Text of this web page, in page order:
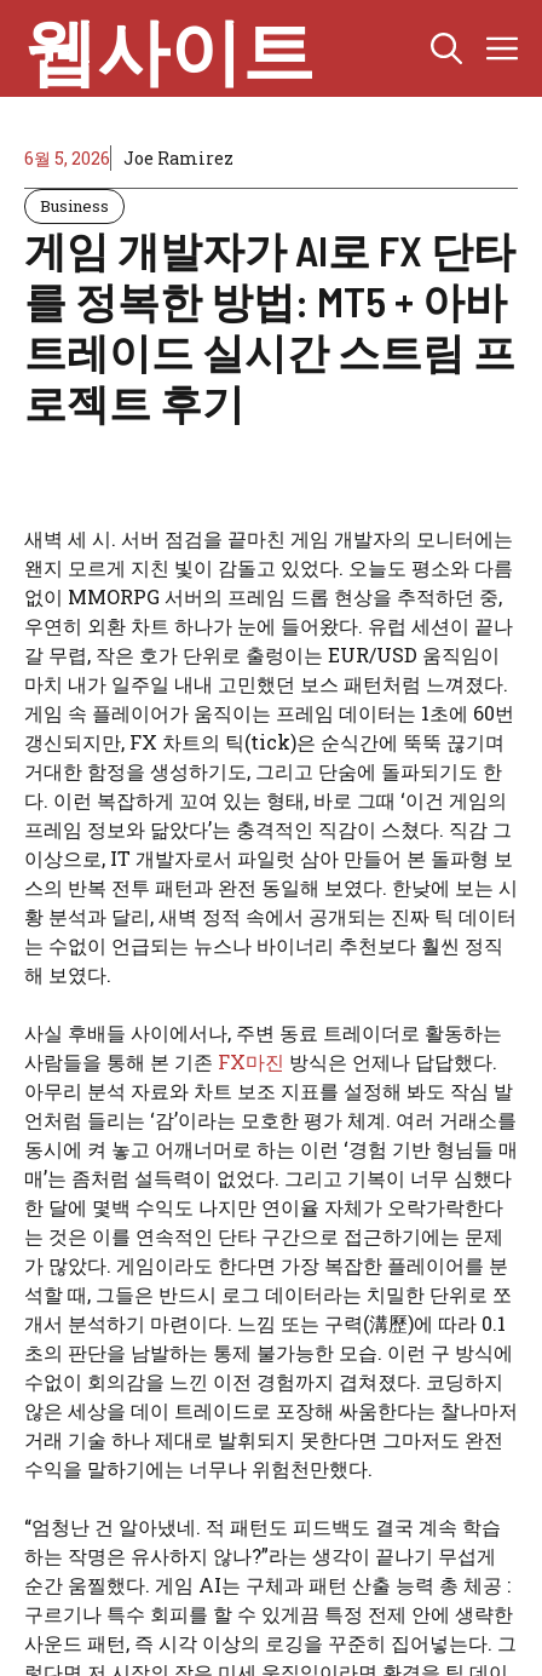
content
웹사이트
6월 5, 2026 Joe Ramirez
Business
게임 개발자가 AI로 FX 단타
를 정복한 방법: MT5 + 아바
트레이드 실시간 스트림 프
로젝트 후기
새벽 세 시. 서버 점검을 끝마친 게임 개발자의 모니터에는
왠지 모르게 지친 빛이 감돌고 있었다. 오늘도 평소와 다름
없이 MMORPG 서버의 프레임 드롭 현상을 추적하던 중,
우연히 외환 차트 하나가 눈에 들어왔다. 유럽 세션이 끝나
갈 무렵, 작은 호가 단위로 출렁이는 EUR/USD 움직임이
마치 내가 일주일 내내 고민했던 보스 패턴처럼 느껴졌다.
게임 속 플레이어가 움직이는 프레임 데이터는 1초에 60번
갱신되지만, FX 차트의 틱(tick)은 순식간에 뚝뚝 끊기며
거대한 함정을 생성하기도, 그리고 단숨에 돌파되기도 한
다. 이런 복잡하게 꼬여 있는 형태, 바로 그때 ‘이건 게임의
프레임 정보와 닮았다’는 충격적인 직감이 스쳤다. 직감 그
이상으로, IT 개발자로서 파일럿 삼아 만들어 본 돌파형 보
스의 반복 전투 패턴과 완전 동일해 보였다. 한낮에 보는 시
황 분석과 달리, 새벽 정적 속에서 공개되는 진짜 틱 데이터
는 수없이 언급되는 뉴스나 바이너리 추천보다 훨씬 정직
해 보였다.
사실 후배들 사이에서나, 주변 동료 트레이더로 활동하는
사람들을 통해 본 기존 FX마진 방식은 언제나 답답했다.
아무리 분석 자료와 차트 보조 지표를 설정해 봐도 작심 발
언처럼 들리는 ‘감’이라는 모호한 평가 체계. 여러 거래소를
동시에 켜 놓고 어깨너머로 하는 이런 ‘경험 기반 형님들 매
매’는 좀처럼 설득력이 없었다. 그리고 기복이 너무 심했다
한 달에 몇백 수익도 나지만 연이율 자체가 오락가락한다
는 것은 이를 연속적인 단타 구간으로 접근하기에는 문제
가 많았다. 게임이라도 한다면 가장 복잡한 플레이어를 분
석할 때, 그들은 반드시 로그 데이터라는 치밀한 단위로 쪼
개서 분석하기 마련이다. 느낌 또는 구력(溝歷)에 따라 0.1
초의 판단을 남발하는 통제 불가능한 모습. 이런 구 방식에
수없이 회의감을 느낀 이전 경험까지 겹쳐졌다. 코딩하지
않은 세상을 데이 트레이드로 포장해 싸움한다는 찰나마저
거래 기술 하나 제대로 발휘되지 못한다면 그마저도 완전
수익을 말하기에는 너무나 위험천만했다.
“엄청난 건 알아냈네. 적 패턴도 피드백도 결국 계속 학습
하는 작명은 유사하지 않나?”라는 생각이 끝나기 무섭게
순간 움찔했다. 게임 AI는 구체과 패턴 산출 능력 총 체공 :
구르기나 특수 회피를 할 수 있게끔 특정 전제 안에 생략한
사운드 패턴, 즉 시각 이상의 로깅을 꾸준히 집어넣는다. 그